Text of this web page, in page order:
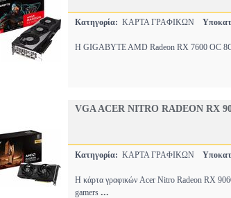
Κατηγορία: ΚΑΡΤΑ ΓΡΑΦΙΚΩΝ
Η GIGABYTE AMD Radeon RX 7600 OC 8G
VGA ACER NITRO RADEON RX
Κατηγορία: ΚΑΡΤΑ ΓΡΑΦΙΚΩΝ
Η κάρτα γραφικών Acer Nitro Radeon RX
gamers ...